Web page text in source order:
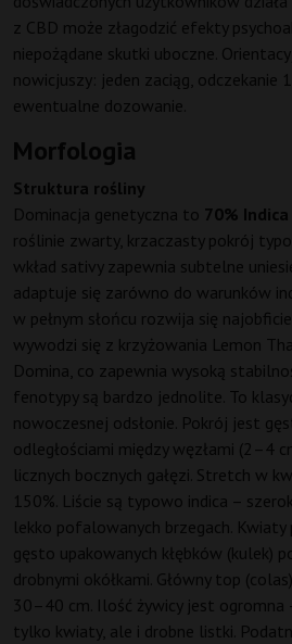
z CBD może złagodzić efekty
niepożądane skutki uboczne.
nowicjuszy: jeden zaciąg, odczekanie
ewentualne dozowanie.
Morfologia
Struktura rośliny
Dominacja genetyczna to 70%
roślinie zwarty, krzaczasty pokrój
wkład sativy zapewnia subtelne
adaptuje się zarówno do warunków
w pełnym słońcu rozwija się
wywodzi się z krzyżowania Lemon
Domina, co zapewnia wysoką
fenotypy są bardzo jednolite. To
nowoczesnej odsłonie. Pokrój jest
odległościami między węzłami (2–4
licznych bocznych gałęzi. Stretch w
150%. Liście są typowo indica –
lekko pofalowanych brzegach. Kwiaty
gęsto upakowanych kłębków (kulek)
drobnymi okółkami. Główny top
30–40 cm. Ilość żywicy jest ogromna
tylko kwiaty, ale i drobne listki.